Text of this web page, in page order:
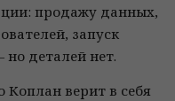
продажу данных,
запуск
деталей нет.
Коплан верит в себя